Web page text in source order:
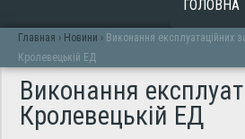
ГОЛОВНА
Главная › Новини › Виконання експлуатаційних
Кролевецькій ЕД
Виконання
Кролевецькій ЕД